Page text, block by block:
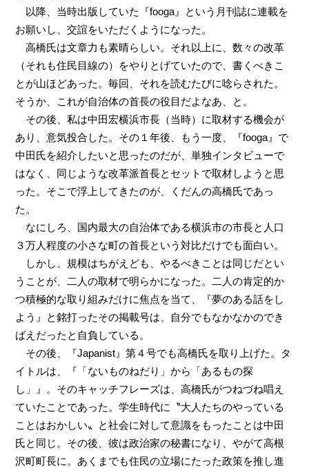
以降、当時出版していた『fooga』という月刊誌に連載を
お願いし、交誼をいただくようになった。
高橋氏は文章力も素晴らしい。それ以上に、数々の改革
（それも住民目線の）をやりとげていたので、書くべきこ
とが山ほどあった。毎回、それを読むたびに唸らされた。
そうか、これが自治体の首長の役目だよなあ、と。
その後、私は中田宏横浜市長（当時）に取材する機会が
あり、意気投合した。その１年後、もう一度、『fooga』で
中田氏を紹介したいと思ったのだが、単独インタビューで
はなく、同じような改革派首長とセットで取材しようと思
った。そこで浮上してきたのが、くだんの高橋氏であっ
た。
なにしろ、国内最大の自治体である横浜市の市長と人口
３万人程度の小さな町の首長という対比だけでも面白い。
しかし、規模はちがえども、やるべきことは同じだとい
うことが、二人の取材で明らかになった。二人の肯定的か
つ積極的な取り組みだけに焦点を当て、『夢のある話をし
よう』と銘打ったその掲載号は、自分でもなかなかのでき
ばえだったと自負している。
その後、『Japanist』第４号でも高橋氏を取り上げた。タ
イトルは、『「ないものねだり」から「あるもの探
し」』。そのキャッチフレーズは、高橋氏がつねづね唱え
ていたことであった。学生時代に〝大人たちのやっている
ことはおかしい〟と社会に対して意識をもったことは中田
氏と同じ。その後、彼は政治家の秘書になり、やがて高根
沢町町長に。あくまでも住民の立場にたった政策を推し進